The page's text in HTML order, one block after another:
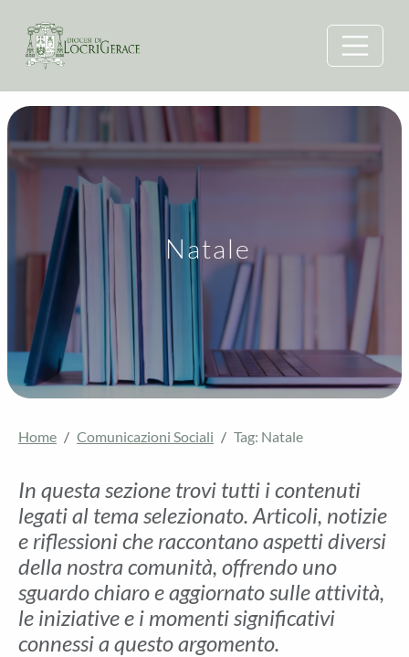
Natale
Home Comunicazioni Sociali Tag: Natale
In questa sezione trovi tutti i contenuti
legati al tema selezionato. Articoli, notizie
e riflessioni che raccontano aspetti diversi
della nostra comunità, offrendo uno
sguardo chiaro e aggiornato sulle attività,
le iniziative e i momenti significativi
connessi a questo argomento.